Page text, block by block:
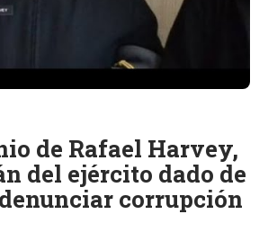
de Rafael Harvey,
del ejército dado de
corrupción